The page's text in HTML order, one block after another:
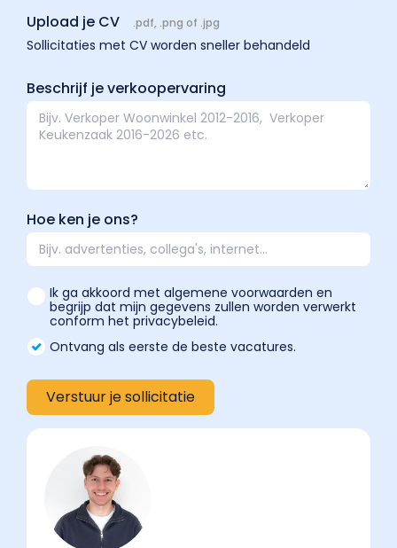
Upload je CV .pdf, .png of .jpg
Sollicitaties met CV worden sneller behandeld
Beschrijf je verkoopervaring
Hoe ken je ons?
Ik ga akkoord met algemene voorwaarden en
begrijp dat mijn gegevens zullen worden verwerkt
conform het privacybeleid.
Ontvang als eerste de beste vacatures.